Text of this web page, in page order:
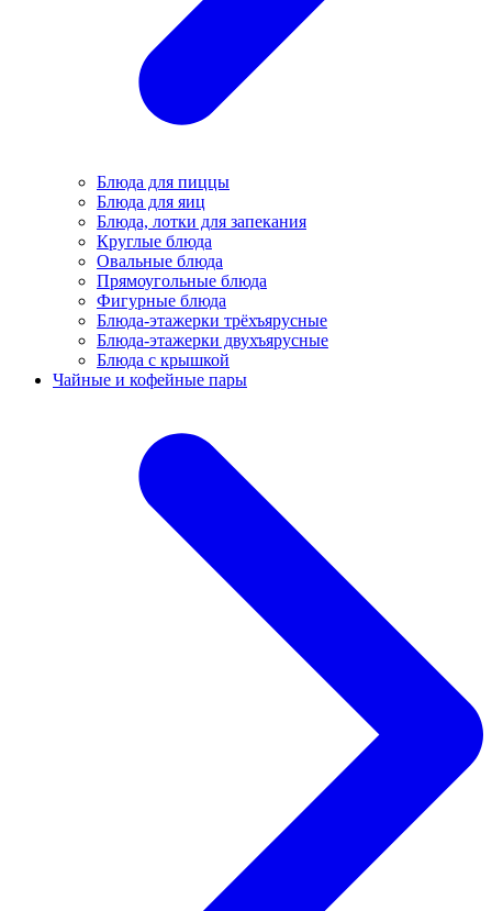
Блюда для пиццы
Блюда для яиц
Блюда, лотки для запекания
Круглые блюда
Овальные блюда
Прямоугольные блюда
Фигурные блюда
Блюда-этажерки трёхъярусные
Блюда-этажерки двухъярусные
Блюда с крышкой
Чайные и кофейные пары